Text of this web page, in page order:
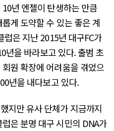
년 엔젤이 탄생하는 만큼
게 도약할 수 있는 좋은 계
럽은 지난 2015년 대구FC가
년을 바라보고 있다. 출범 초
원 확장에 어려움을 겪었으
년을 내다보고 있다.
지만 유사 단체가 지금까지
은 분명 대구 시민의 DNA가